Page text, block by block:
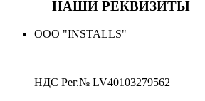
НАШИ РЕКВИЗИТЫ
ООО "INSTALLS"
НДС Рег.№ LV40103279562